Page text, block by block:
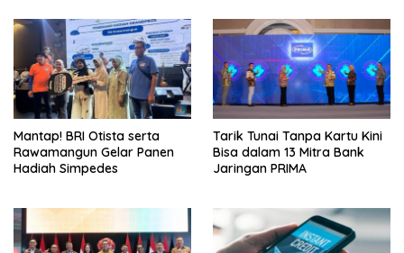
Mantap! BRI Otista serta
Rawamangun Gelar Panen
Hadiah Simpedes
Tarik Tunai Tanpa Kartu Kini
Bisa dalam 13 Mitra Bank
Jaringan PRIMA